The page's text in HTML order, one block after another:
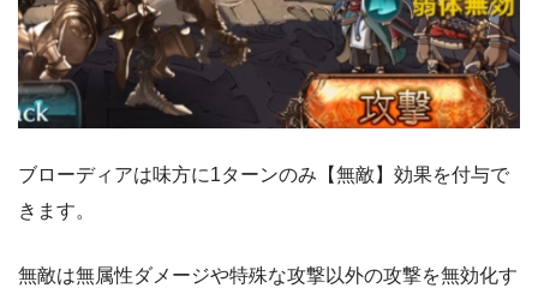
ブローディアは味方に1ターンのみ【無敵】効果を付与で
きます。
無敵は無属性ダメージや特殊な攻撃以外の攻撃を無効化す